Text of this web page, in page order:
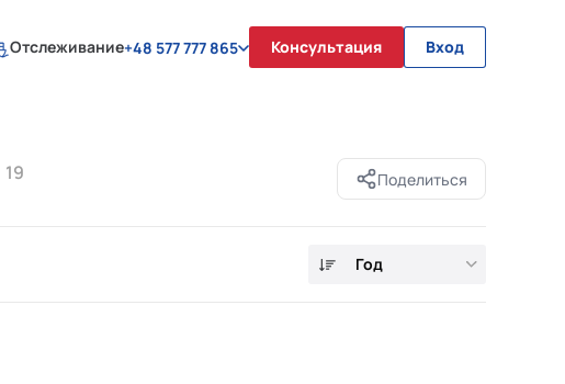
Отслеживание+48 577 777 865 Консультация Вход
19 Поделиться
Год